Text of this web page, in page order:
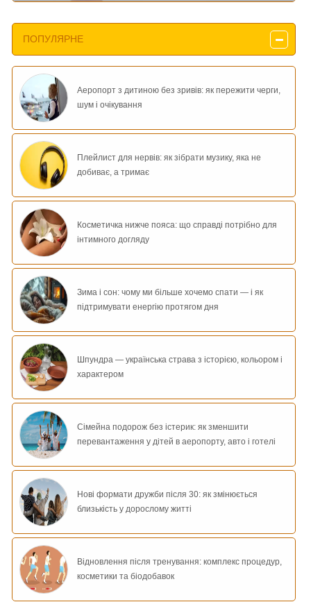
ПОПУЛЯРНЕ
Аеропорт з дитиною без зривів: як пережити черги,
шум і очікування
Плейлист для нервів: як зібрати музику, яка не
добиває, а тримає
Косметичка нижче пояса: що справді потрібно для
інтимного догляду
Зима і сон: чому ми більше хочемо спати — і як
підтримувати енергію протягом дня
Шпундра — українська страва з історією, кольором і
характером
Сімейна подорож без істерик: як зменшити
перевантаження у дітей в аеропорту, авто і готелі
Нові формати дружби після 30: як змінюється
близькість у дорослому житті
Відновлення після тренування: комплекс процедур,
косметики та біодобавок